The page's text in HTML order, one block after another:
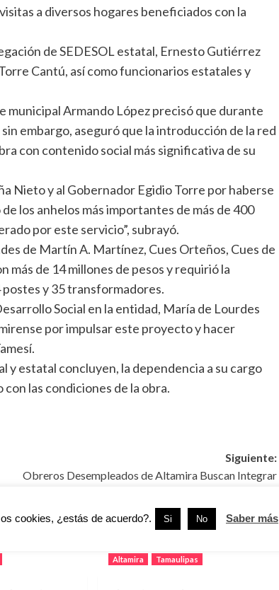
a diversos hogares beneficiados con la
de SEDESOL estatal, Ernesto Gutiérrez
Cantú, así como funcionarios estatales y
Armando López precisó que durante
embargo, aseguró que la introducción de la red
con contenido social más significativa de su
Nieto y al Gobernador Egidio Torre por haberse
los anhelos más importantes de más de 400
por este servicio”, subrayó.
de Martín A. Martínez, Cues Orteños, Cues de
más de 14 millones de pesos y requirió la
y 35 transformadores.
Social en la entidad, María de Lourdes
por impulsar este proyecto y hacer
y estatal concluyen, la dependencia a su cargo
las condiciones de la obra.
Siguiente:
Obreros Desempleados de Altamira Buscan Integrar
Altamira Tamaulipas
cookies, ¿estás de acuerdo?. Si No Saber más